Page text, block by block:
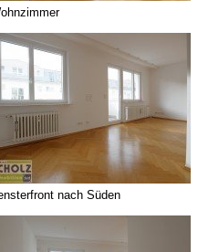
nach Süden